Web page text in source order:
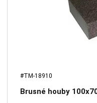
#TM-18910
Brusné houby